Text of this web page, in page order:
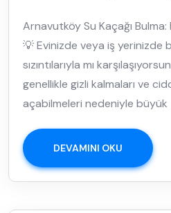
Arnavutköy Su Kaçağı
💡 Evinizde veya iş yerinizde
sızıntılarıyla mı
genellikle gizli kalmaları ve
açabilmeleri nedeniyle büyük
DEVAMINI OKU